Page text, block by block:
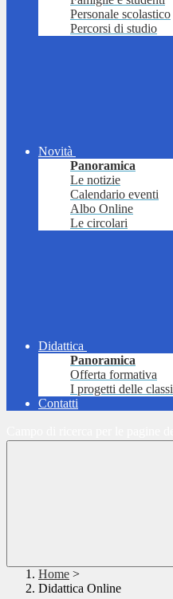
Personale scolastico
Percorsi di studio
Novità
Panoramica
Le notizie
Calendario eventi
Albo Online
Le circolari
Didattica
Panoramica
Offerta formativa
I progetti delle classi
Contatti
Home >
Didattica Online